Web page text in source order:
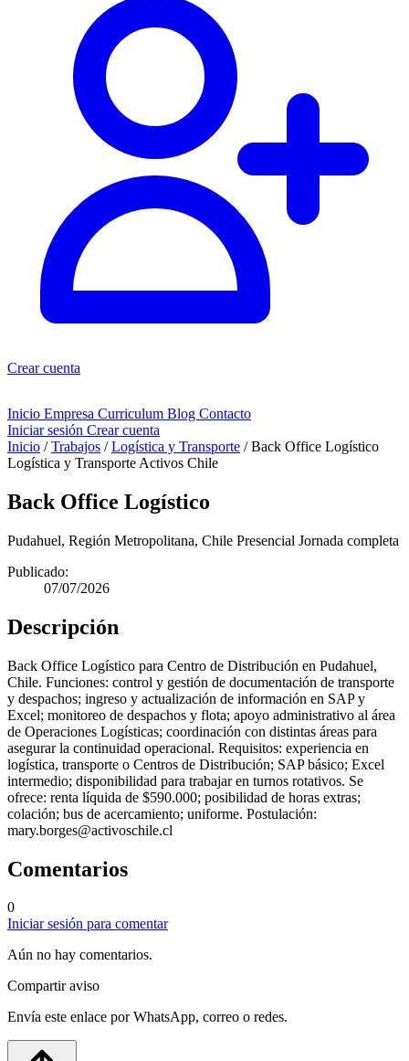
Crear cuenta
Inicio Empresa Curriculum Blog Contacto
Iniciar sesión Crear cuenta
Inicio / Trabajos / Logística y Transporte / Back Office Logístico
Logística y Transporte Activos Chile
Back Office Logístico
Pudahuel, Región Metropolitana, Chile Presencial Jornada completa
Publicado:
07/07/2026
Descripción
Back Office Logístico para Centro de Distribución en Pudahuel,
Chile. Funciones: control y gestión de documentación de transporte
y despachos; ingreso y actualización de información en SAP y
Excel; monitoreo de despachos y flota; apoyo administrativo al área
de Operaciones Logísticas; coordinación con distintas áreas para
asegurar la continuidad operacional. Requisitos: experiencia en
logística, transporte o Centros de Distribución; SAP básico; Excel
intermedio; disponibilidad para trabajar en turnos rotativos. Se
ofrece: renta líquida de $590.000; posibilidad de horas extras;
colación; bus de acercamiento; uniforme. Postulación:
mary.borges@activoschile.cl
Comentarios
0
Iniciar sesión para comentar
Aún no hay comentarios.
Compartir aviso
Envía este enlace por WhatsApp, correo o redes.